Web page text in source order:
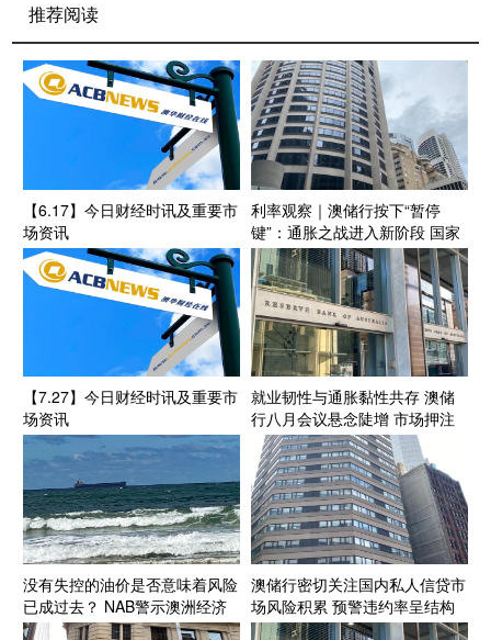
推荐阅读
【6.17】今日财经时讯及重要市
场资讯
利率观察｜澳储行按下“暂停
键”：通胀之战进入新阶段 国家
建设热潮或成未来政策新变量
【7.27】今日财经时讯及重要市
场资讯
就业韧性与通胀黏性共存 澳储
行八月会议悬念陡增 市场押注
年内将迎第四次加息
没有失控的油价是否意味着风险
已成过去？ NAB警示澳洲经济
面临“滚动式”能源成本压力
澳储行密切关注国内私人信贷市
场风险积累 预警违约率呈结构
性上升